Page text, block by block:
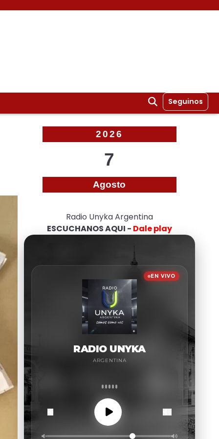
Seguinos
2026
7
Agosto
Radio Unyka Argentina
ESCUCHANOS AQUI - Dale play